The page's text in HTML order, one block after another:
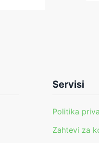
Servisi
Politika
Zahtevi za